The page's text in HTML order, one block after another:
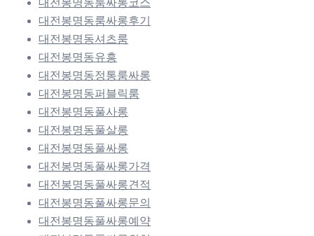
대전봉명동룸싸롱코스
대전봉명동룸싸롱후기
대전봉명동셔츠룸
대전봉명동유흥
대전봉명동정통룸싸롱
대전봉명동퍼블릭룸
대전봉명동풀사롱
대전봉명동풀살롱
대전봉명동풀싸롱
대전봉명동풀싸롱가격
대전봉명동풀싸롱견적
대전봉명동풀싸롱문의
대전봉명동풀싸롱예약